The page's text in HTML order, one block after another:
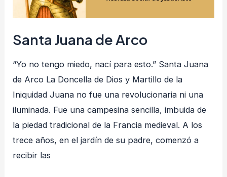
Santa Juana de Arco
“Yo no tengo miedo, nací para esto.” Santa Juana
de Arco La Doncella de Dios y Martillo de la
Iniquidad Juana no fue una revolucionaria ni una
iluminada. Fue una campesina sencilla, imbuida de
la piedad tradicional de la Francia medieval. A los
trece años, en el jardín de su padre, comenzó a
recibir las